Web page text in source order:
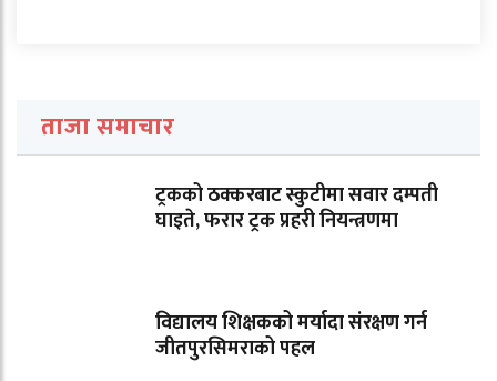
ताजा समाचार
ट्रकको ठक्करबाट स्कुटीमा सवार दम्पती
घाइते, फरार ट्रक प्रहरी नियन्त्रणमा
विद्यालय शिक्षकको मर्यादा संरक्षण गर्न
जीतपुरसिमराको पहल